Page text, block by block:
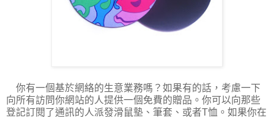
你有一個基於網絡的生意業務嗎？如果有的話，考慮一下
向所有訪問你網站的人提供一個免費的贈品。你可以向那些
登記訂閱了通訊的人派發滑鼠墊、筆套、或者T恤。如果你在